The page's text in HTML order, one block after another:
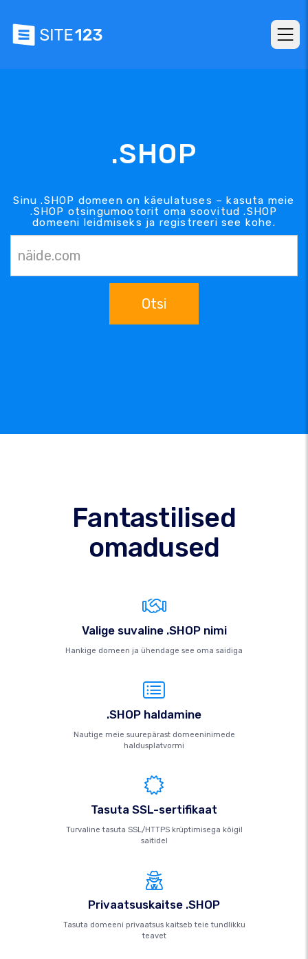
.SHOP
Sinu .SHOP domeen on käeulatuses – kasuta meie
.SHOP otsingumootorit oma soovitud .SHOP
domeeni leidmiseks ja registreeri see kohe.
Otsi
Fantastilised
omadused
Valige suvaline .SHOP nimi
Hankige domeen ja ühendage see oma saidiga
.SHOP haldamine
Nautige meie suurepärast domeeninimede
haldusplatvormi
Tasuta SSL-sertifikaat
Turvaline tasuta SSL/HTTPS krüptimisega kõigil
saitidel
Privaatsuskaitse .SHOP
Tasuta domeeni privaatsus kaitseb teie tundlikku
teavet